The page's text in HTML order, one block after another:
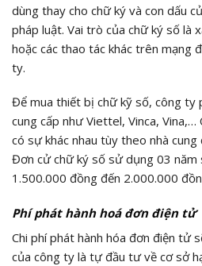
dùng thay cho chữ ký và con dấu
pháp luật. Vai trò của chữ ký số là
hoặc các thao tác khác trên mạng
ty.
Để mua thiết bị chữ kỹ số, công ty
cung cấp như Viettel, Vinca, Vina,…
có sự khác nhau tùy theo nhà
Đơn cử chữ ký số sử dụng 03
1.500.000 đồng đến 2.000.000
Phí phát hành hoá đơn điện tử
Chi phí phát hành hóa đơn điện tử
của công ty là tự đầu tư về cơ sở